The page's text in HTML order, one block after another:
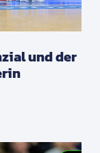
und der